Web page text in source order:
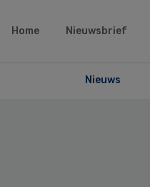
Home Nieuwsbrief
Nieuws